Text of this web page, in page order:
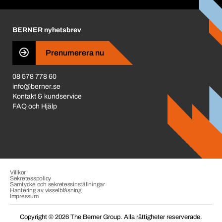
Prisjustering 2026
Business Conduct
BERNER nyhetsbrev
Prenumerera nu
08 578 778 60
info@berner.se
Kontakt & kundservice
FAQ och Hjälp
Copyright © 2026 The Berner Group. Alla rättigheter reserverade.
Villkor
Sekretesspolicy
Samtycke och sekretessinställningar
Hantering av visselblåsning
Impressum